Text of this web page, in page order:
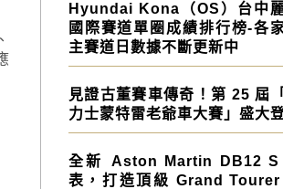
Hyundai Kona（OS）台中
國際賽道單圈成績排行榜-各
主賽道日數據不斷更新中
見證古董賽車傳奇！第 25 屆
力士蒙特雷老爺車大賽」盛大
全新 Aston Martin DB12 S
表，打造頂級 Grand Tourer